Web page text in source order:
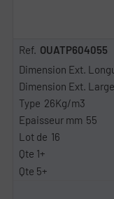
OUATP604055
26Kg/m3
55
16